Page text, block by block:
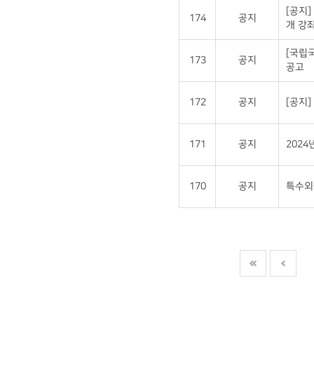
174 공지
[공지]
개 강
173 공지
[국립
공고
172 공지 [공지]
171 공지 2024
170 공지 특수